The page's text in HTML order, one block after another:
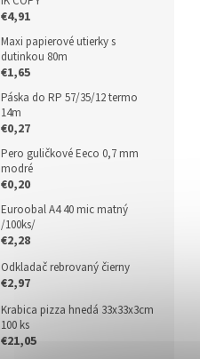
€4,91
Maxi papierové utierky s
dutinkou 80m
€1,65
Páska do RP 57/35/12 termo
14m
€0,27
Pero guličkové Eeco 0,7 mm
modré
€0,20
Euroobal A4 40 mic matný
/100ks/
€2,28
Odkladač rebrovaný čierny
€2,97
Krabica pizza hnedá 33x33x3cm
100 ks
€21,05